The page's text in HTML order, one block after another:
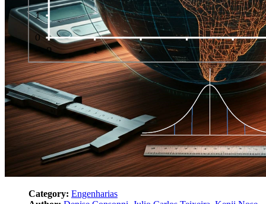
Category: Engenharias